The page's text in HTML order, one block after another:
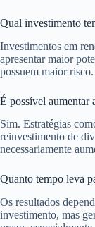
Qual investimento
Investimentos em
apresentar maior
possuem maior risco.
É possível aumentar
Sim. Estratégias
reinvestimento de
necessariamente
Quanto tempo leva
Os resultados
investimento, mas